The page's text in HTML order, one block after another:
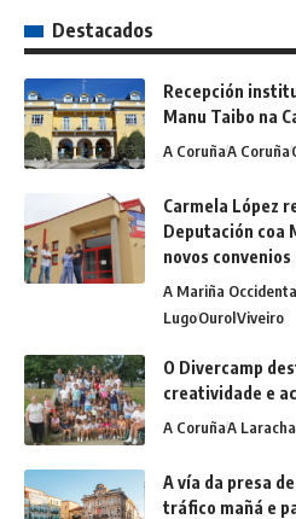
Destacados
Recepción
Manu Taibo na
A CoruñaA Coruña
Carmela López
Deputación coa
novos
A Mariña
LugoOurolViveiro
O Divercamp
creatividade e
A CoruñaA Laracha
A vía da presa
tráfico mañá e